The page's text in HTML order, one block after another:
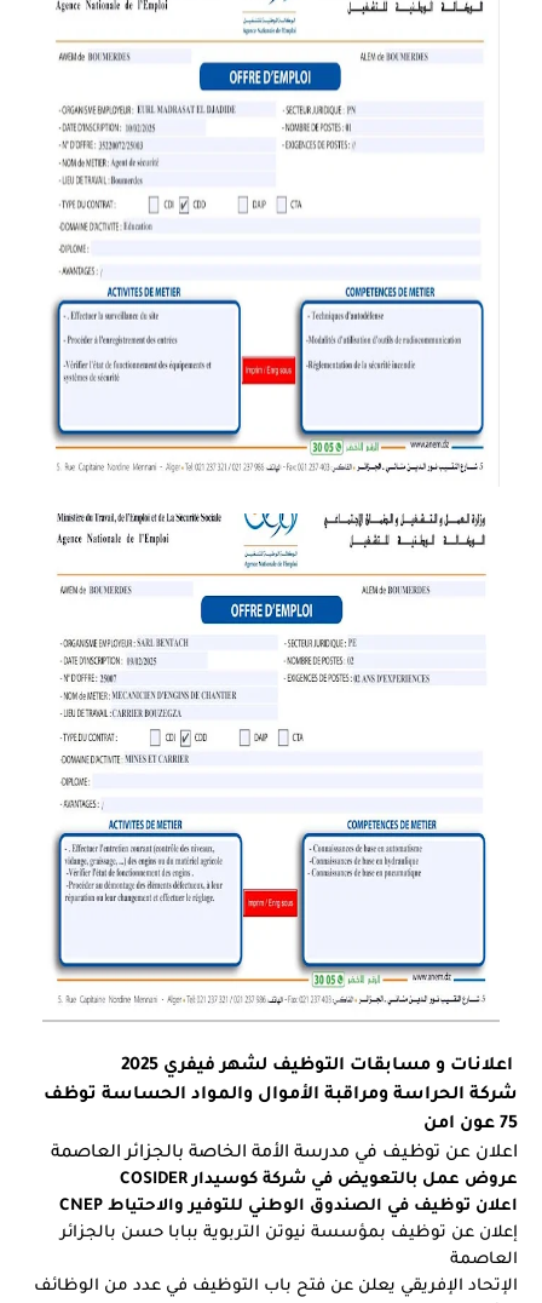
اعلانات و مسابقات التوظيف لشهر فيفري 2025
شركة الحراسة ومراقبة الأموال والمواد الحساسة توظف
75 عون امن
اعلان عن توظيف في مدرسة الأمة الخاصة بالجزائر العاصمة
عروض عمل بالتعويض في شركة كوسيدار COSIDER
اعلان توظيف في الصندوق الوطني للتوفير والاحتياط CNEP
إعلان عن توظيف بمؤسسة نيوتن التربوية ببابا حسن بالجزائر
العاصمة
الإتحاد الإفريقي يعلن عن فتح باب التوظيف في عدد من الوظائف